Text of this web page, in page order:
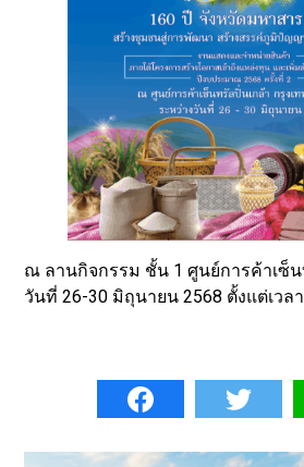
ณ ลานกิจกรรม ชั้น 1 ศูนย์การค้าเซ็น
วันที่ 26-30 มิถุนายน 2568 ตั้งแต่เวล